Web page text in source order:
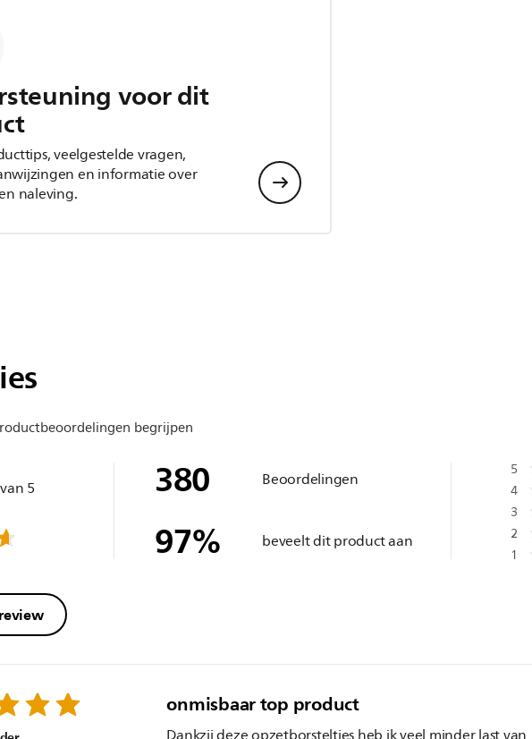
voor dit
veelgestelde vragen,
en informatie over
naleving.
begrijpen
van 5 380 Beoordelingen
97% beveelt dit product aan
5
4
3
2
1
onmisbaar top product